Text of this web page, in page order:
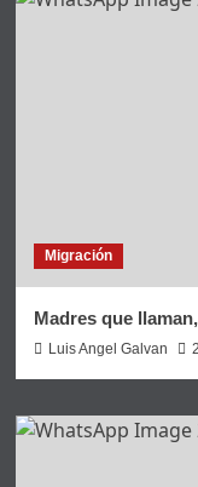
Migración
Madres que
Luis Angel Galvan